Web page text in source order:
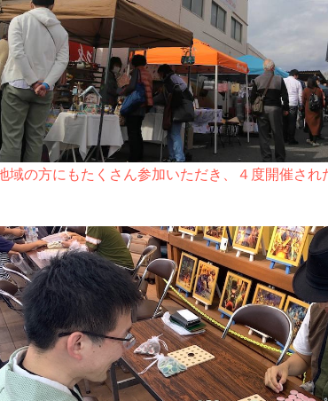
域の方にもたくさん参加いただき、４度開催され